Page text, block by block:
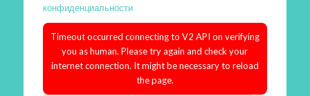
конфиденциальности
Timeout occurred connecting to V2 API on verifying
you as human. Please try again and check your
internet connection. It might be necessary to reload
the page.